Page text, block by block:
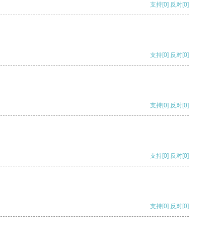
支持[0] 反对[0]
支持[0] 反对[0]
支持[0] 反对[0]
支持[0] 反对[0]
支持[0] 反对[0]